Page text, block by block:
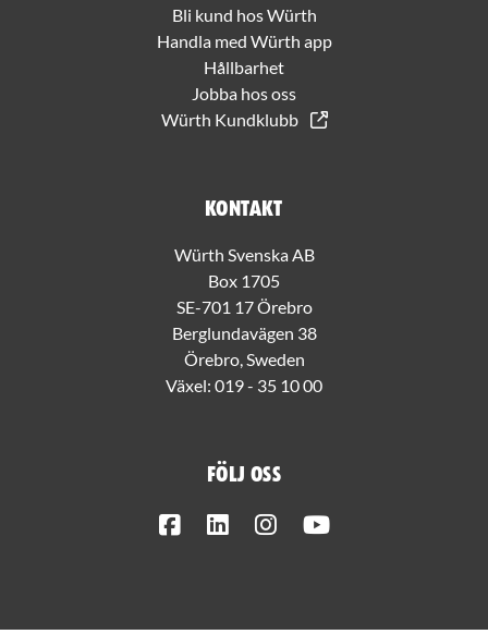
Bli kund hos Würth
Handla med Würth app
Hållbarhet
Jobba hos oss
Würth Kundklubb
Kontakt
Würth Svenska AB
Box 1705
SE-701 17 Örebro
Berglundavägen 38
Örebro, Sweden
Växel: 019 - 35 10 00
Följ oss
FacebookLinkedInInstagram